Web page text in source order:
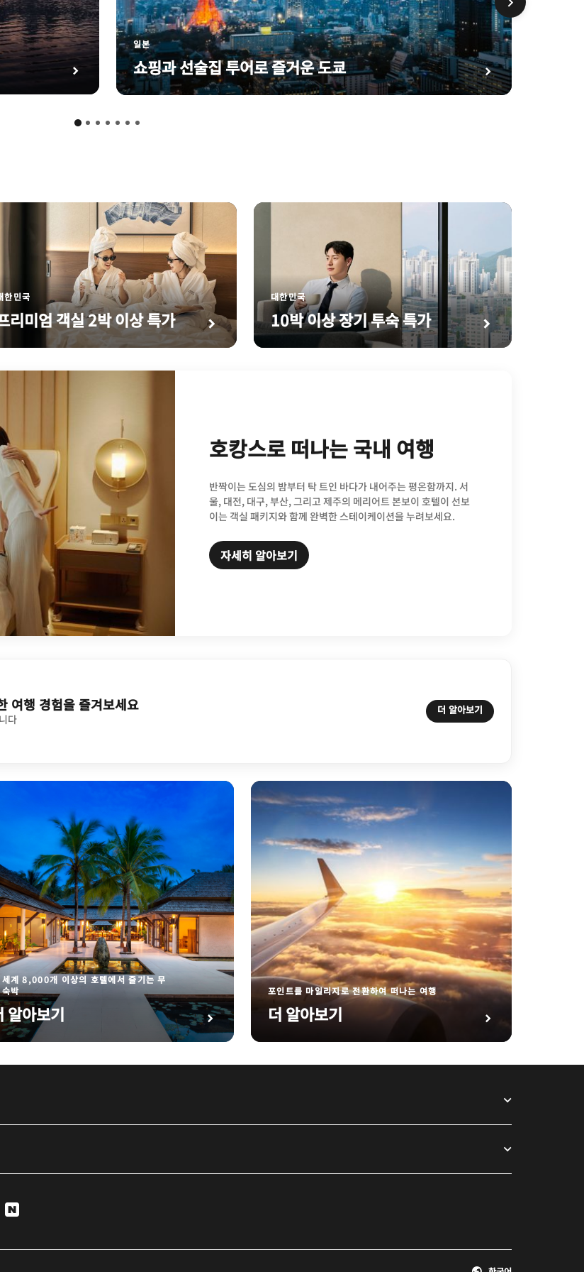
일본
쇼핑과 선술집 투어로 즐거운 도쿄
한민국
리미엄 객실 2박 이상 특가
대한민국
10박 이상 장기 투숙 특가
호캉스로 떠나는 국내 여행
반짝이는 도심의 밤부터 탁 트인 바다가 내어주는 평온함까지. 서
울, 대전, 대구, 부산, 그리고 제주의 메리어트 본보이 호텔이 선보
이는 객실 패키지와 함께 완벽한 스테이케이션을 누려보세요.
자세히 알아보기
여행 경험을 즐겨보세요
다
더 알아보기
계 8,000개 이상의 호텔에서 즐기는 무
박
알아보기
포인트를 마일리지로 전환하여 떠나는 여행
더 알아보기
Naver